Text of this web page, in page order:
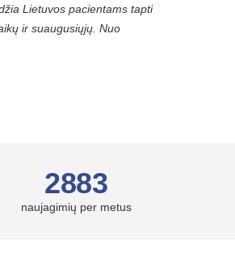
Lietuvos pacientams tapti
ir suaugusiųjų. Nuo
2883
naujagimių per metus